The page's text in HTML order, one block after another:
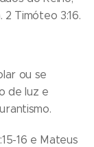
Timóteo 3:16.
ou se
de luz e
16 e Mateus